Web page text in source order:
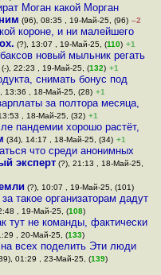
Моган какой Морган
(96), 08:35 , 19-Май-25, (96) –2
короне, и ни малейшего
(?), 13:07 , 19-Май-25, (110) +1
новый мыльник регать
(-), 22:23 , 19-Май-25, (132) +1
снимать бонус под
13:36 , 18-Май-25, (28) +1
за полтора месяца,
, 18-Май-25, (32) +1
пандемии хорошо растёт,
(34), 14:17 , 18-Май-25, (34) +1
что среди анонимных
эксперт(?), 21:13 , 18-Май-25,
(?), 10:07 , 19-Май-25, (101)
такое организаторам дадут
, 19-Май-25, (108)
тут не команды, фактически
, 20-Май-25, (133)
всех поделить Эти люди
01:29 , 23-Май-25, (139)